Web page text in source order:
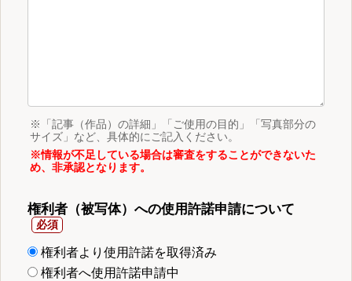
※「記事（作品）の詳細」「ご使用の目的」「写真部分の
サイズ」など、具体的にご記入ください。
※情報が不足している場合は審査をすることができないた
め、非承認となります。
権利者（被写体）への使用許諾申請について
権利者より使用許諾を取得済み
権利者へ使用許諾申請中